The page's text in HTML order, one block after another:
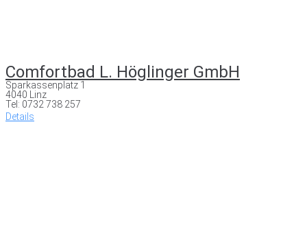
Comfortbad L. Höglinger GmbH
Sparkassenplatz 1
4040 Linz
Tel: 0732 738 257
Details